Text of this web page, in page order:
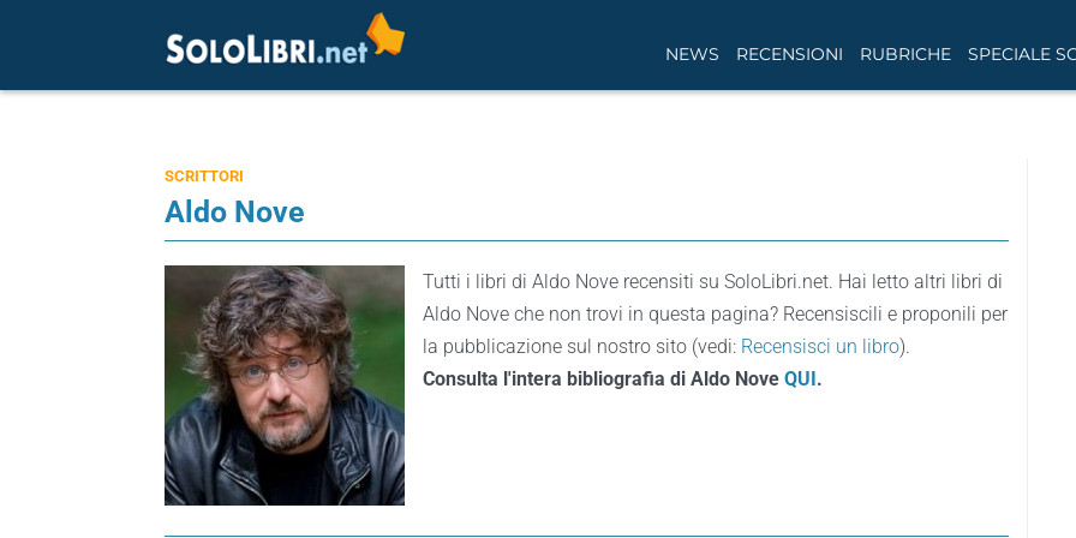
NEWS RECENSIONI RUBRICHE SPECIALE
SCRITTORI
Aldo Nove
Tutti i libri di Aldo Nove recensiti su SoloLibri.net. Hai letto altri libri di
Aldo Nove che non trovi in questa pagina? Recensiscili e proponili per
la pubblicazione sul nostro sito (vedi: Recensisci un libro).
Consulta l'intera bibliografia di Aldo Nove QUI.